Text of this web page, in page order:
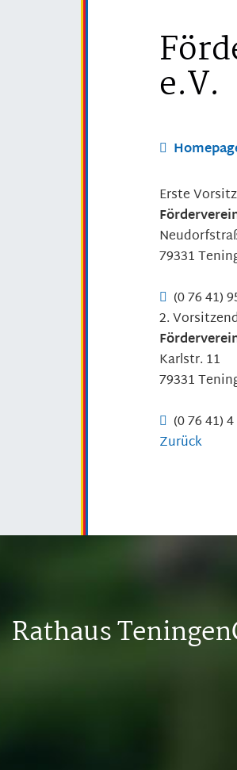
e.V.
Erste
79331
(07641)
2.
Karlstr. 11
79331
(07641) 4
Zurück
Rathaus Teningen